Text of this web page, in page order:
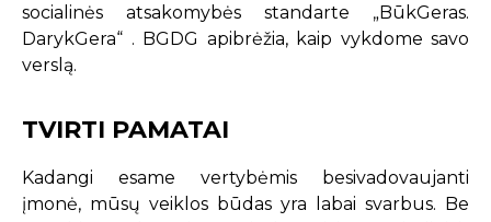
socialinės atsakomybės standarte „BūkGeras.
DarykGera“ . BGDG apibrėžia, kaip vykdome savo
verslą.
TVIRTI PAMATAI
Kadangi esame vertybėmis besivadovaujanti
įmonė, mūsų veiklos būdas yra labai svarbus. Be